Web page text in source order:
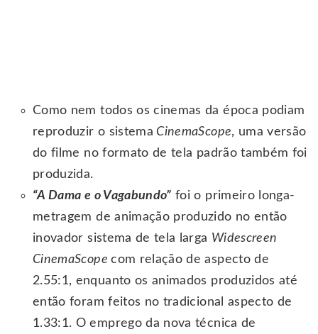
Como nem todos os cinemas da época podiam
reproduzir o sistema CinemaScope, uma versão
do filme no formato de tela padrão também foi
produzida.
“A Dama e o Vagabundo” foi o primeiro longa-
metragem de animação produzido no então
inovador sistema de tela larga Widescreen
CinemaScopecom relação de aspecto de
2.55:1, enquanto os animados produzidos até
então foram feitos no tradicional aspecto de
1.33:1. O emprego da nova técnica de